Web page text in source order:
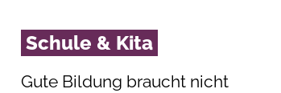
Schule & Kita
Gute Bildung braucht nicht